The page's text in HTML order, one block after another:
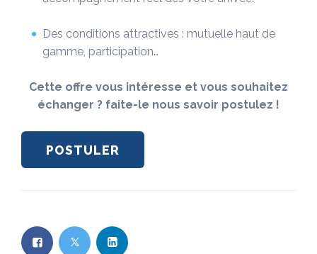
Des conditions attractives : mutuelle haut de
gamme, participation…
Cette offre vous intéresse et vous souhaitez
échanger ? faite-le nous savoir postulez !